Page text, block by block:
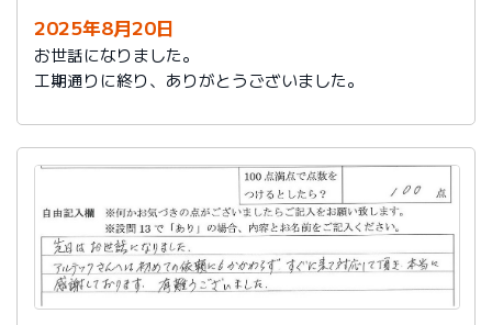
2025年8月20日
お世話になりました。
工期通りに終り、ありがとうございました。